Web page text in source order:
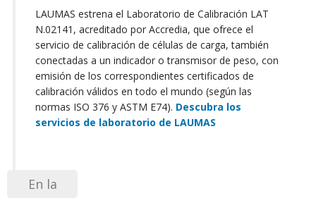
LAUMAS estrena el Laboratorio de Calibración LAT
N.02141, acreditado por Accredia, que ofrece el
servicio de calibración de células de carga, también
conectadas a un indicador o transmisor de peso, con
emisión de los correspondientes certificados de
calibración válidos en todo el mundo (según las
normas ISO 376 y ASTM E74). Descubra los
servicios de laboratorio de LAUMAS
En la